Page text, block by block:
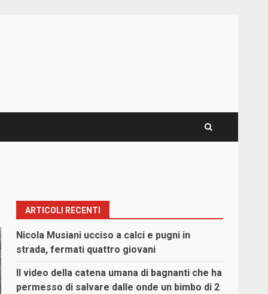
ARTICOLI RECENTI
Nicola Musiani ucciso a calci e pugni in
strada, fermati quattro giovani
Il video della catena umana di bagnanti che ha
permesso di salvare dalle onde un bimbo di 2